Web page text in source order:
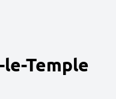
Temple